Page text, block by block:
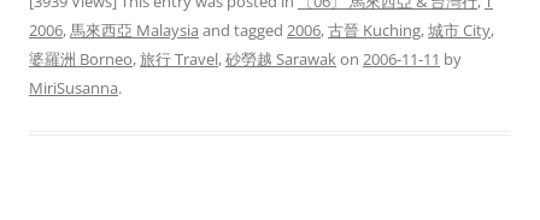
2006,馬來西亞 Malaysia and tagged 2006,古晉 Kuching,城市 City,
婆羅洲 Borneo,旅行 Travel,砂勞越 Sarawakon 2006-11-11 by
MiriSusanna.